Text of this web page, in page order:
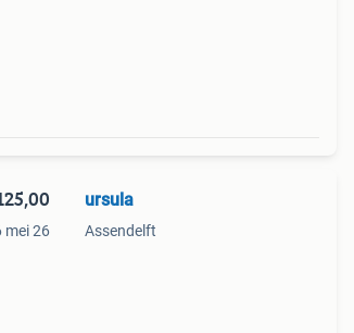
mei 26
ursula
Assendelft